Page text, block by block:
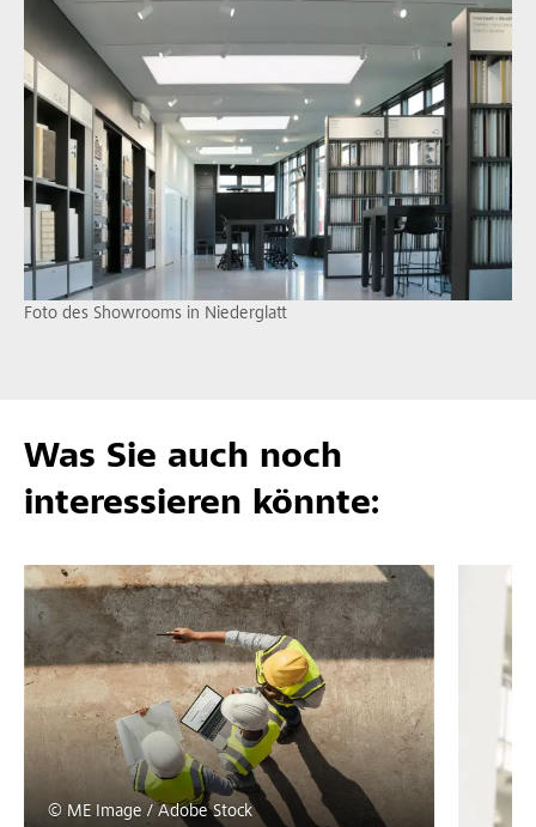
Foto des Showrooms in Niederglatt
Was Sie auch noch
interessieren könnte:
© ME Image / Adobe Stock